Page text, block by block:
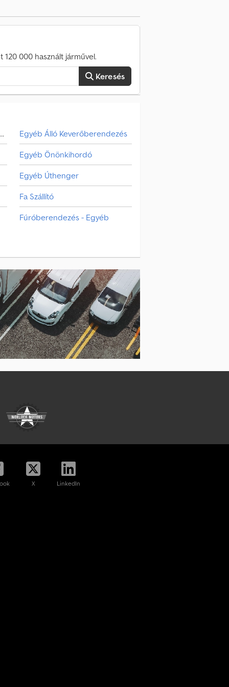
000 használt járművel.
Keresés
Egyéb Fúróberendezés - Függőleges Egyéb Álló Keverőberendezés
Egyéb Önönkihordó
Egyéb Úthenger
Fa Szállító
Fúróberendezés - Egyéb
Szabván Felépítmény
X LinkedIn